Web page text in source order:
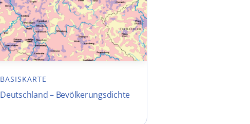
BASISKARTE
Deutschland – Bevölkerungsdichte